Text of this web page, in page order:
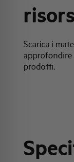
Scarica i
approfondire
prodotti.